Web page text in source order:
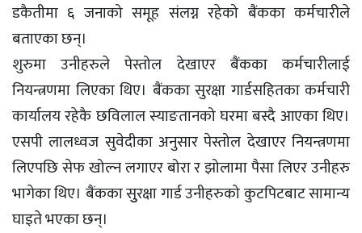
डकैतीमा ६ जनाको समूह संलग्न रहेको बैंकका कर्मचारीले
बताएका छन्।
शुरुमा उनीहरुले पेस्तोल देखाएर बैंकका कर्मचारीलाई
नियन्त्रणमा लिएका थिए। बैंकका सुरक्षा गार्डसहितका कर्मचारी
कार्यालय रहेकै छविलाल स्याङतानको घरमा बस्दै आएका थिए।
एसपी लालध्वज सुवेदीका अनुसार पेस्तोल देखाएर नियन्त्रणमा
लिएपछि सेफ खोल्न लगाएर बोरा र झोलामा पैसा लिएर उनीहरु
भागेका थिए। बैंकका सुुरक्षा गार्ड उनीहरुको कुटपिटबाट सामान्य
घाइते भएका छन्।